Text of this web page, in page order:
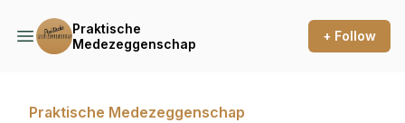
Praktische
Medezeggenschap
+ Follow
Praktische Medezeggenschap